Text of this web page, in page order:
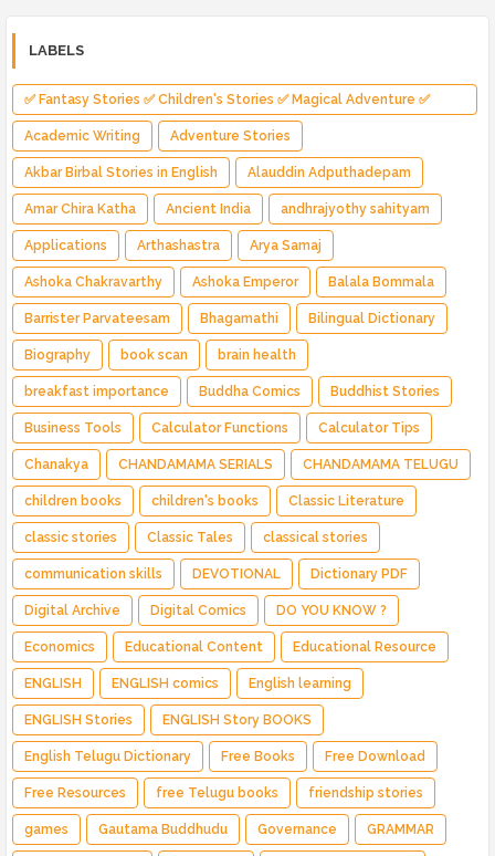
LABELS
✅ Fantasy Stories ✅ Children's Stories ✅ Magical Adventure ✅
Indian Fantasy ✅ Enchanted Kingdom ✅ Heroic Quest ✅ Fairy Tale
Academic Writing Adventure Stories
Akbar Birbal Stories in English Alauddin Adputhadepam
Amar Chira Katha Ancient India andhrajyothy sahityam
Applications Arthashastra Arya Samaj
Ashoka Chakravarthy Ashoka Emperor Balala Bommala
Barrister Parvateesam Bhagamathi Bilingual Dictionary
Biography book scan brain health
breakfast importance Buddha Comics Buddhist Stories
Business Tools Calculator Functions Calculator Tips
Chanakya CHANDAMAMA SERIALS CHANDAMAMA TELUGU
children books children's books Classic Literature
classic stories Classic Tales classical stories
communication skills DEVOTIONAL Dictionary PDF
Digital Archive Digital Comics DO YOU KNOW ?
Economics Educational Content Educational Resource
ENGLISH ENGLISH comics English learning
ENGLISH Stories ENGLISH Story BOOKS
English Telugu Dictionary Free Books Free Download
Free Resources free Telugu books friendship stories
games Gautama Buddhudu Governance GRAMMAR